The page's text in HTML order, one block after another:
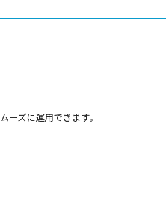
ズに運用できます。